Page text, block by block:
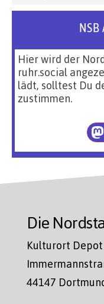
NSB
Hier wird der
ruhr.social
lädt, solltest Du
zustimmen.
Die
Kulturort Depot
44147